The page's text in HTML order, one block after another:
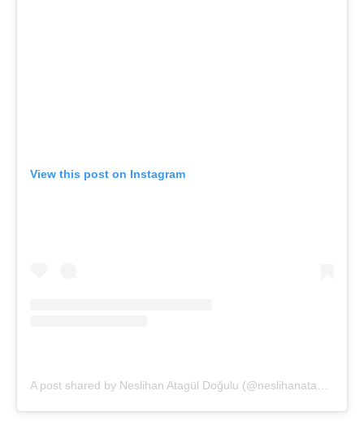
View this post on Instagram